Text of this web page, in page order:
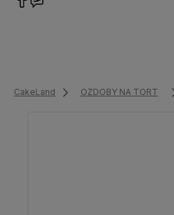
CakeLand OZDOBY NA TORT